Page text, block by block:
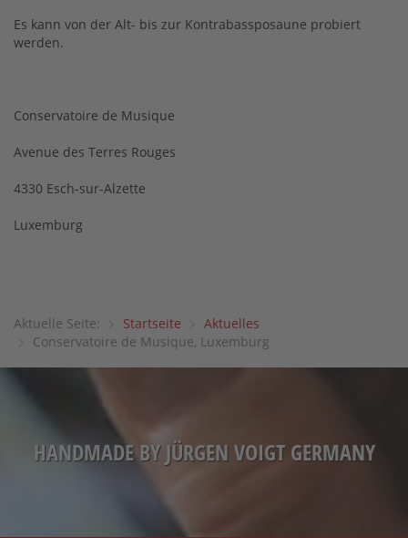
Es kann von der Alt- bis zur Kontrabassposaune probiert
werden.
Conservatoire de Musique
Avenue des Terres Rouges
4330 Esch-sur-Alzette
Luxemburg
Aktuelle Seite: Startseite
Aktuelles
Conservatoire de Musique, Luxemburg
HANDMADE BY JÜRGEN VOIGT GERMANY